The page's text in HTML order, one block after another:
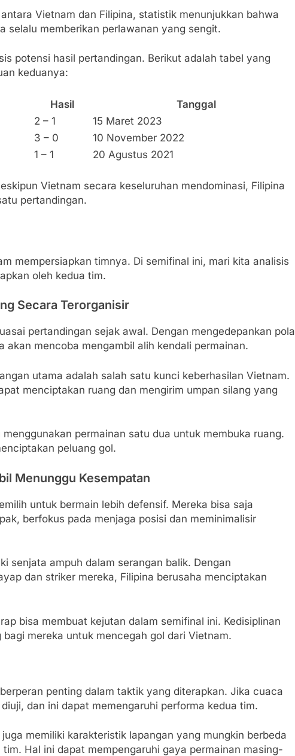
Vietnam dan Filipina, statistik menunjukkan bahwa
selalu memberikan perlawanan yang sengit.
potensi hasil pertandingan. Berikut adalah tabel yang
keduanya:
Hasil
Tanggal
2 – 1
15 Maret 2023
3 – 0
10 November 2022
1 – 1 20 Agustus 2021
Vietnam secara keseluruhan mendominasi, Filipina
pertandingan.
mempersiapkan timnya. Di semifinal ini, mari kita analisis
oleh kedua tim.
Secara Terorganisir
pertandingan sejak awal. Dengan mengedepankan pola
akan mencoba mengambil alih kendali permainan.
utama adalah salah satu kunci keberhasilan Vietnam.
menciptakan ruang dan mengirim umpan silang yang
permainan satu dua untuk membuka ruang.
peluang gol.
Menunggu Kesempatan
untuk bermain lebih defensif. Mereka bisa saja
berfokus pada menjaga posisi dan meminimalisir
senjata ampuh dalam serangan balik. Dengan
dan striker mereka, Filipina berusaha menciptakan
bisa membuat kejutan dalam semifinal ini. Kedisiplinan
mereka untuk mencegah gol dari Vietnam.
penting dalam taktik yang diterapkan. Jika cuaca
dan ini dapat memengaruhi performa kedua tim.
memiliki karakteristik lapangan yang mungkin berbeda
Hal ini dapat mempengaruhi gaya permainan masing-